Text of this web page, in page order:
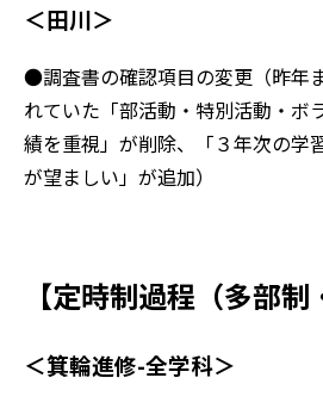
＜田川＞
●調査書の確認項目の変更（昨年
れていた「部活動・特別活動・ボ
績を重視」が削除、「３年次の学
が望ましい」が追加）
【定時制過程（多部制
＜箕輪進修-全学科＞